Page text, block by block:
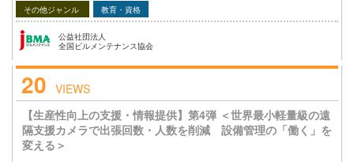
その他ジャンル 教育・資格
公益社団法人
全国ビルメンテナンス協会
20 VIEWS
【生産性向上の支援・情報提供】第4弾 ＜世界最小軽量級の遠
隔支援カメラで出張回数・人数を削減 設備管理の「働く」を
変える＞